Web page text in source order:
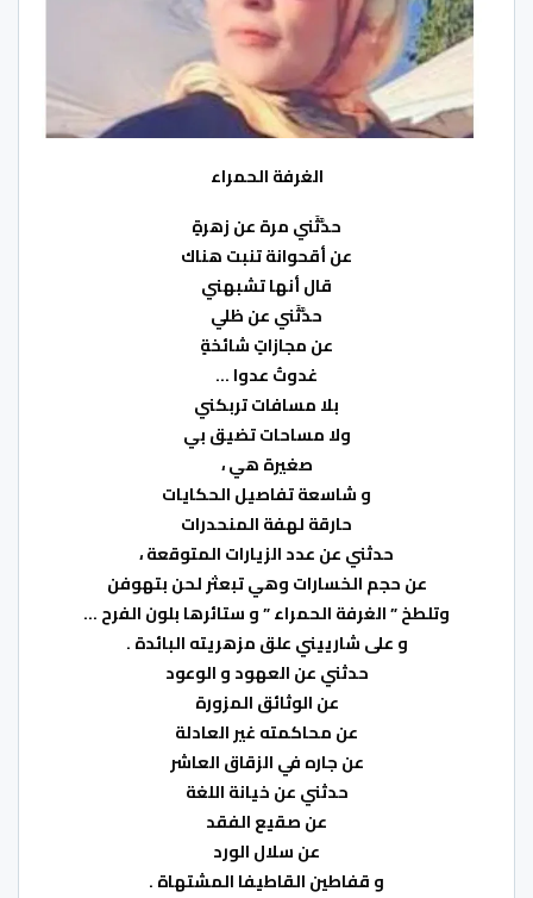
الغرفة الحمراء
حدَّثَني مرة عن زهرةٍ
عن أقحوانة تنبت هناك
قال أنها تشبهني
حدَّثَني عن ظلي
عن مجازاتٍ شائخةٍ
غدوتُ عدوا …
بلا مسافات تربكني
ولا مساحات تضيق بي
صغيرة هي ،
و شاسعة تفاصيل الحكايات
حارقة لهفة المنحدرات
حدثني عن عدد الزيارات المتوقعة ،
عن حجم الخسارات وهي تبعثر لحن بتهوفن
وتلطخ ” الغرفة الحمراء ” و ستائرها بلون الفرح …
و على شارييني علق مزهريته البائدة .
حدثني عن العهود و الوعود
عن الوثائق المزورة
عن محاكمته غير العادلة
عن جاره في الزقاق العاشر
حدثني عن خيانة اللغة
عن صقيع الفقد
عن سلال الورد
و قفاطين القاطيفا المشتهاة .